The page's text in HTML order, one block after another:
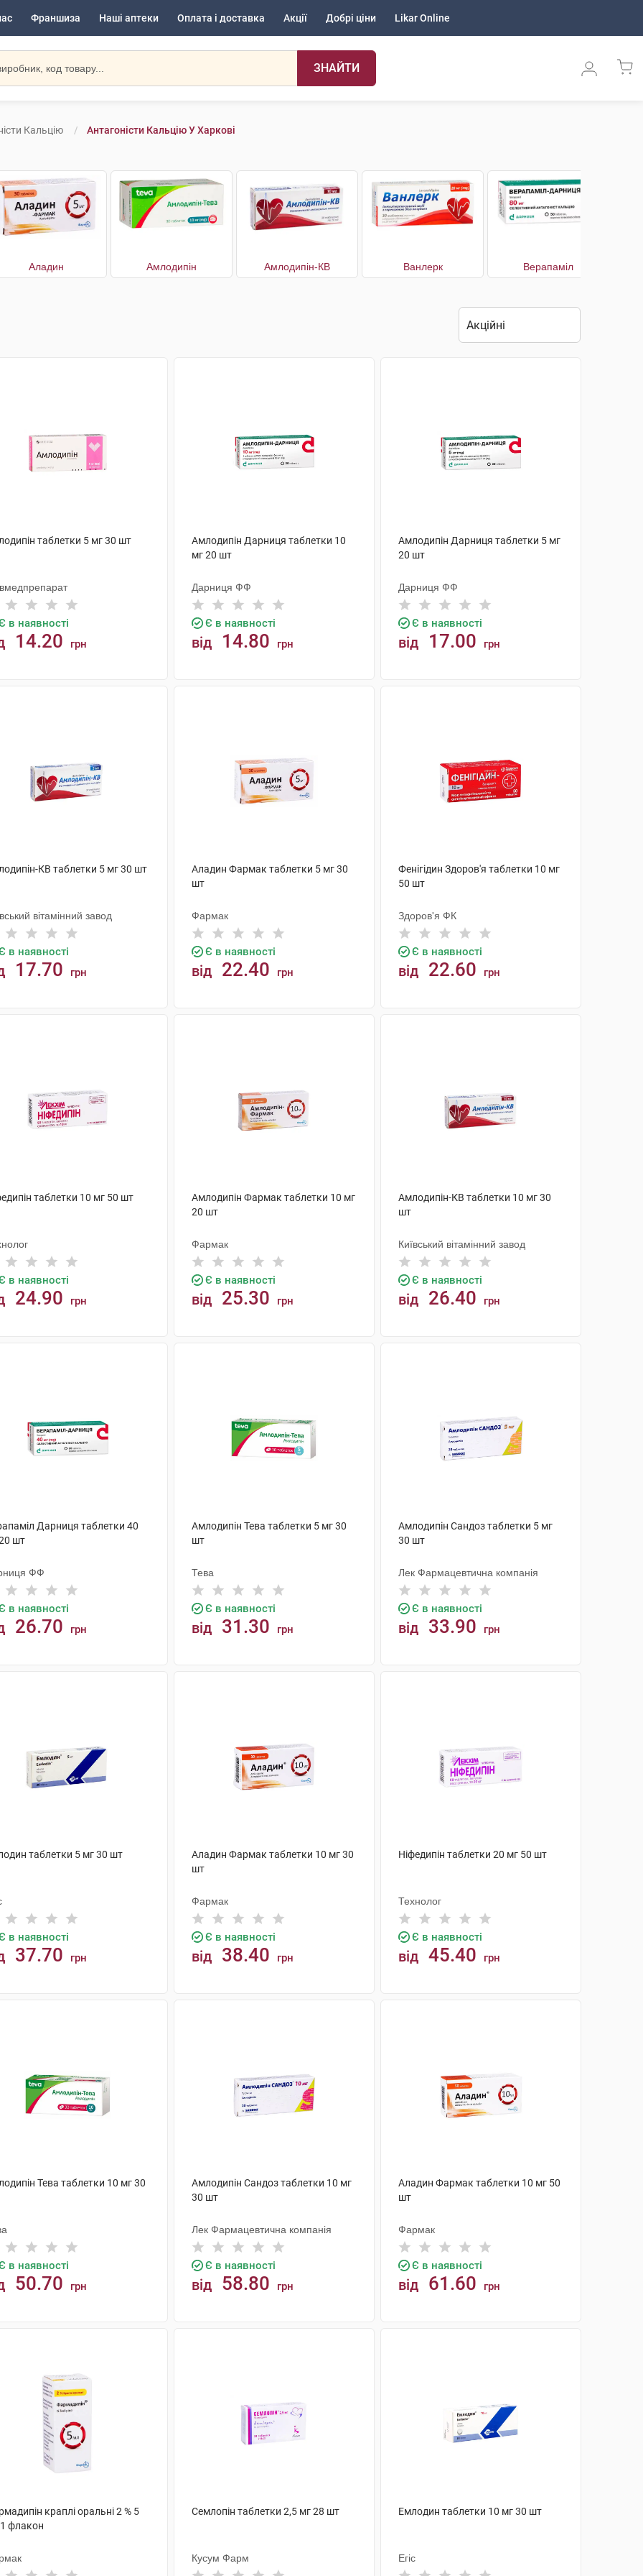
Франшиза Наші аптеки Оплата і доставка Акції Добрі ціни Likar Online
ЗНАЙТИ
Кальцію Антагоністи Кальцію У Харкові
Аладин Амлодипін Амлодипін-КВ Ванлерк Верапаміл
таблетки 5 мг 30 шт
в наявності
14.20 грн
Амлодипін Дарниця таблетки 10
мг 20 шт
Дарниця ФФ
Є в наявності
від 14.80 грн
Амлодипін Дарниця таблетки 5 мг
20 шт
Дарниця ФФ
Є в наявності
від 17.00 грн
КВ таблетки 5 мг 30 шт
вітамінний завод
в наявності
17.70 грн
Аладин Фармак таблетки 5 мг 30
шт
Фармак
Є в наявності
від 22.40 грн
Фенігідин Здоров'я таблетки 10 мг
50 шт
Здоров'я ФК
Є в наявності
від 22.60 грн
таблетки 10 мг 50 шт
в наявності
24.90 грн
Амлодипін Фармак таблетки 10 мг
20 шт
Фармак
Є в наявності
від 25.30 грн
Амлодипін-КВ таблетки 10 мг 30
шт
Київський вітамінний завод
Є в наявності
від 26.40 грн
Дарниця таблетки 40
шт
ФФ
в наявності
26.70 грн
Амлодипін Тева таблетки 5 мг 30
шт
Тева
Є в наявності
від 31.30 грн
Амлодипін Сандоз таблетки 5 мг
30 шт
Лек Фармацевтична компанія
Є в наявності
від 33.90 грн
таблетки 5 мг 30 шт
в наявності
37.70 грн
Аладин Фармак таблетки 10 мг 30
шт
Фармак
Є в наявності
від 38.40 грн
Ніфедипін таблетки 20 мг 50 шт
Технолог
Є в наявності
від 45.40 грн
Тева таблетки 10 мг 30
в наявності
50.70 грн
Амлодипін Сандоз таблетки 10 мг
30 шт
Лек Фармацевтична компанія
Є в наявності
від 58.80 грн
Аладин Фармак таблетки 10 мг 50
шт
Фармак
Є в наявності
від 61.60 грн
краплі оральні 2 % 5
флакон
Семлопін таблетки 2,5 мг 28 шт
Кусум Фарм
Емлодин таблетки 10 мг 30 шт
Егіс